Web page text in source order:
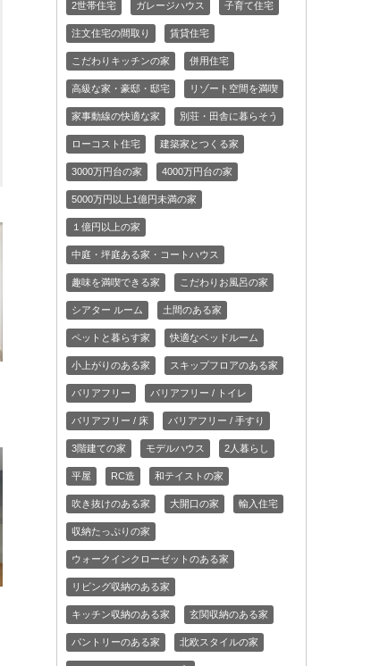
2世帯住宅 ガレージハウス 子育て住宅
注文住宅の間取り 賃貸住宅
こだわりキッチンの家 併用住宅
高級な家・豪邸・邸宅 リゾート空間を満喫
家事動線の快適な家 別荘・田舎に暮らそう
ローコスト住宅 建築家とつくる家
3000万円台の家 4000万円台の家
5000万円以上1億円未満の家
１億円以上の家
中庭・坪庭ある家・コートハウス
趣味を満喫できる家 こだわりお風呂の家
シアター ルーム 土間のある家
ペットと暮らす家 快適なベッドルーム
小上がりのある家 スキップフロアのある家
バリアフリー バリアフリー / トイレ
バリアフリー / 床 バリアフリー / 手すり
3階建ての家 モデルハウス 2人暮らし
平屋 RC造 和テイストの家
吹き抜けのある家 大開口の家 輸入住宅
収納たっぷりの家
ウォークインクローゼットのある家
リビング収納のある家
キッチン収納のある家 玄関収納のある家
パントリーのある家 北欧スタイルの家